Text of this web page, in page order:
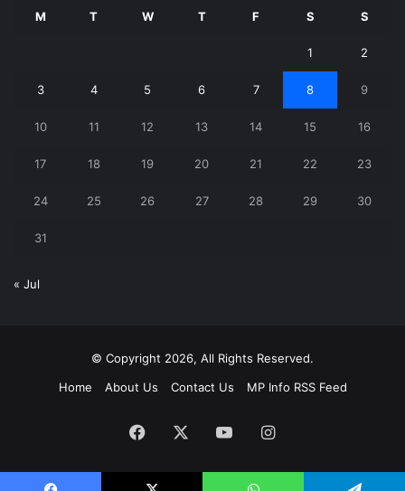
M T W T F S S
1 2
3 4 5 6 7 8 9
10 11 12 13 14 15 16
17 18 19 20 21 22 23
24 25 26 27 28 29 30
31
« Jul
© Copyright 2026, All Rights Reserved.
Home
About Us Contact Us MP Info RSS Feed
Facebook YouTubeInstagram